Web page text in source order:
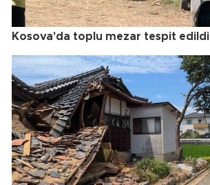
Kosova'da toplu mezar tespit edildi